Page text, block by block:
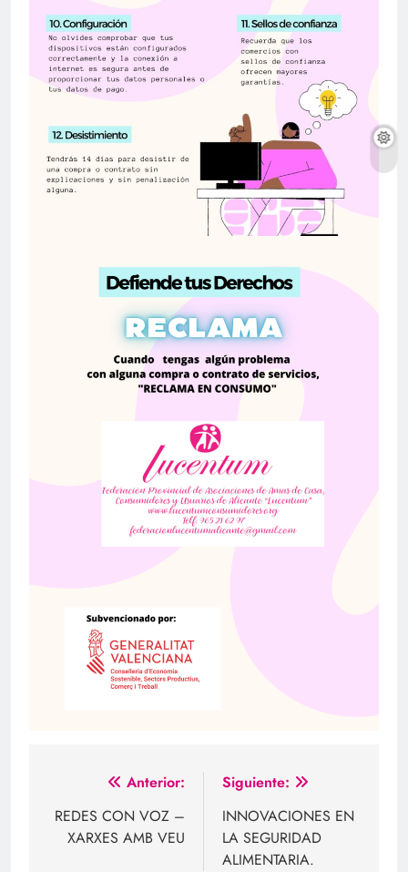
Navegación
de
entradas
Anterior:
REDES CON VOZ –
XARXES AMB VEU
Siguiente:
INNOVACIONES EN
LA SEGURIDAD
ALIMENTARIA.